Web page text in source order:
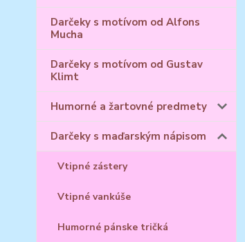
Darčeky s motívom od Alfons
Mucha
Darčeky s motívom od Gustav
Klimt
Humorné a žartovné predmety
Darčeky s maďarským nápisom
Vtipné zástery
Vtipné vankúše
Humorné pánske tričká